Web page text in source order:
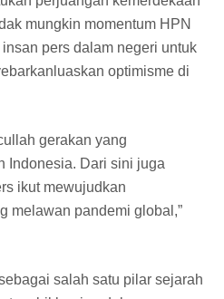
mungkin momentum HPN
pers dalam negeri untuk
optimisme di
gerakan yang
Indonesia. Dari sini juga
ikut mewujudkan
melawan pandemi global,”
salah satu pilar sejarah